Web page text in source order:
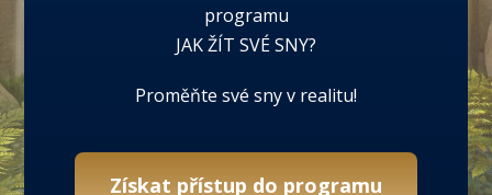
programu
JAK ŽÍT SVÉ SNY?
Proměňte své sny v realitu!
Získat přístup do programu